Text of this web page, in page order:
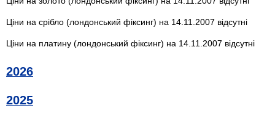
Ціни на срібло (лондонський фіксинг) на 14.11.2007 відсутні
Ціни на платину (лондонський фіксинг) на 14.11.2007 відсутні
2026
2025